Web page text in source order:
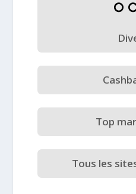
Top
Tous les